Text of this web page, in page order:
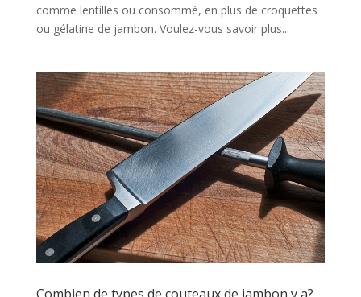
comme lentilles ou consommé, en plus de croquettes
ou gélatine de jambon. Voulez-vous savoir plus...
Combien de types de couteaux de jambon y a?